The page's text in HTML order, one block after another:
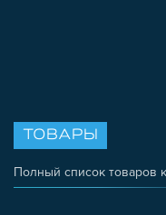
ТОВАРЫ
Полный список товаров